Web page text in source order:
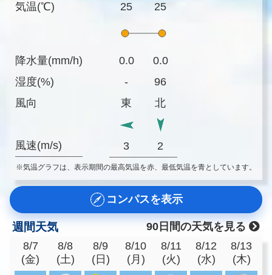
気温(℃)
降水量(mm/h)
湿度(%)
風向
風速(m/s)
25 25
0.0
0.0
-
96
東
北
3 2
※気温グラフは、表示期間の最高気温を赤、最低気温を青としています。
コンパスを表示
週間天気
90日間の天気を見る
8/7
(金)
8/8
(土)
8/9
(日)
8/10
(月)
8/11
(火)
8/12
(水)
8/13
(木)